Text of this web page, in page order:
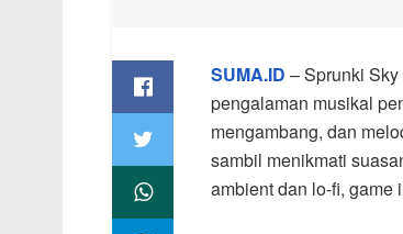
SUMA.ID – Sprunki
pengalaman musikal
mengambang, dan
sambil menikmati
ambient dan lo-fi, game